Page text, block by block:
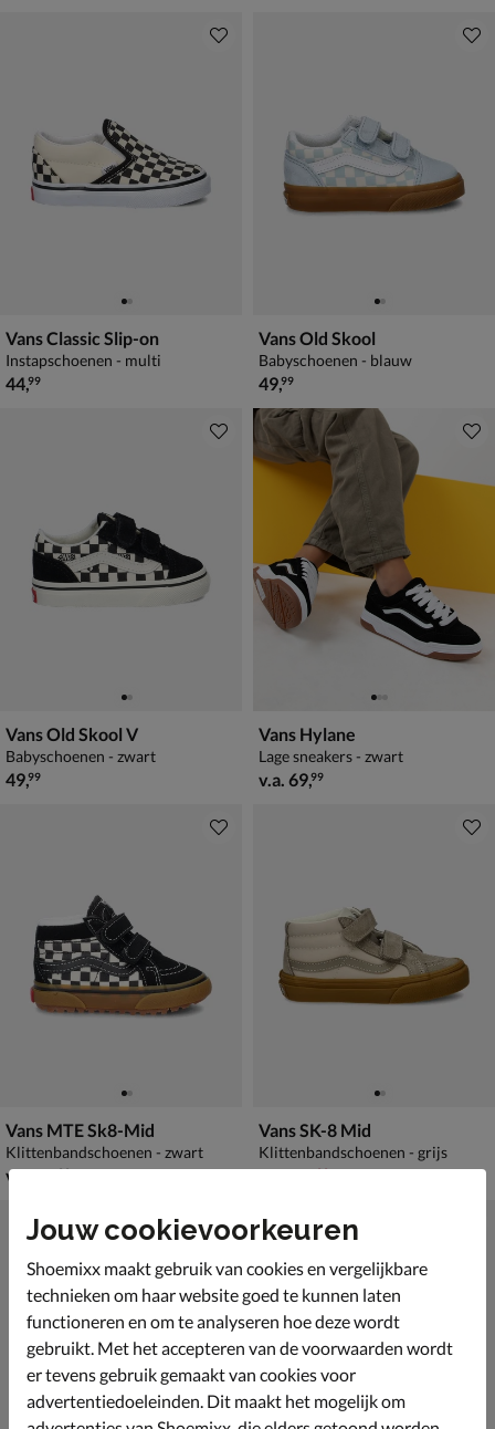
Vans Classic Slip-on
Instapschoenen - multi
€ 44,99
44,99
Vans Old Skool
Babyschoenen - blauw
€ 49,99
49,99
Vans Old Skool V
Babyschoenen - zwart
€ 49,99
49,99
Vans Hylane
Lage sneakers - zwart
vanaf € 69,99
v.a. 69,99
Vans MTE Sk8-Mid
Klittenbandschoenen - zwart
vanaf € 59,99
v.a.59,99
Vans SK-8 Mid
Klittenbandschoenen - grijs
van € 59,99 voor € 41,99
41,99
Jouw cookievoorkeuren
Shoemixx maakt gebruik van cookies en vergelijkbare
technieken om haar website goed te kunnen laten
functioneren en om te analyseren hoe deze wordt
gebruikt. Met het accepteren van de voorwaarden wordt
er tevens gebruik gemaakt van cookies voor
advertentiedoeleinden. Dit maakt het mogelijk om